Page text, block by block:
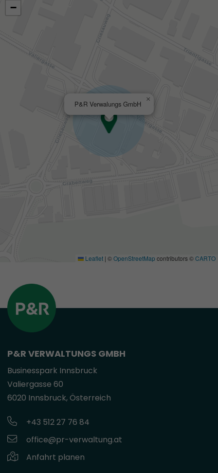
P&R Verwalungs GmbH
×
−
Leaflet | ©OpenStreetMap contributors ©CARTO
P&R VERWALTUNGS GMBH
Businesspark Innsbruck
Valiergasse 60
6020 Innsbruck, Österreich
+43 512 27 76 84
office@pr-verwaltung.at
Anfahrt planen